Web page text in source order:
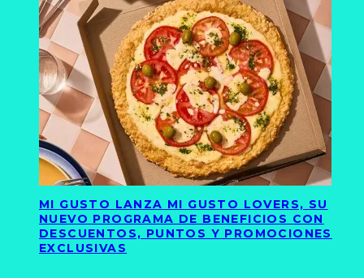
MI GUSTO LANZA MI GUSTO LOVERS, SU
NUEVO PROGRAMA DE BENEFICIOS CON
DESCUENTOS, PUNTOS Y PROMOCIONES
EXCLUSIVAS